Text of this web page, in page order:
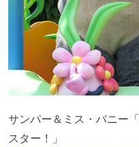
サンパー＆ミス・バニー
スター！」